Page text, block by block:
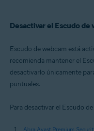
Desactivar el Escudo de
Escudo de webcam está
recomienda mantener el
desactivarlo únicamente
puntuales.
Para desactivar el Escudo
Abra Avast Premium